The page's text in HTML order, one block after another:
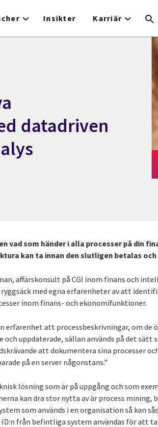
Insikter Karriär
datadriven
vad som händer i alla processer på din
kan ta innan den slutligen betalas
affärskonsult på CGI inom finans och
ryggsäck med egna erfarenheter av att
inom finans- och ekonomifunktioner.
erfarenhet att processbeskrivningar, om de
och uppdaterade, sällan används på det sätt
att dokumentera sina processer
på en server någonstans.”
lösning som är på uppgång och som
kan dra stor nytta av är process mining,
som används i en organisation så kan
från befintliga system användas för att